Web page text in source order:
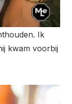
Ik
kwam voorbij